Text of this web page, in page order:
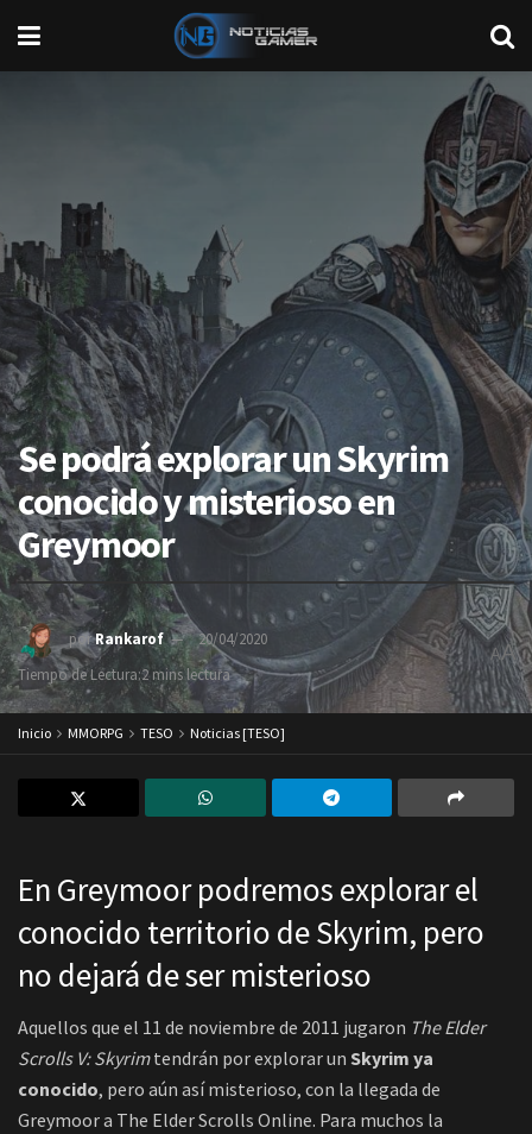
Se podrá explorar un Skyrim
conocido y misterioso en
Greymoor
porRankarof
20/04/2020
Tiempo de Lectura:2 mins lectura
AA
Inicio MMORPG TESO Noticias [TESO]
En Greymoor podremos explorar el
conocido territorio de Skyrim, pero
no dejará de ser misterioso
Aquellos que el 11 de noviembre de 2011 jugaron The Elder
Scrolls V: Skyrimtendrán por explorar un Skyrim ya
conocido, pero aún así misterioso, con la llegada de
Greymoor a The Elder Scrolls Online. Para muchos la